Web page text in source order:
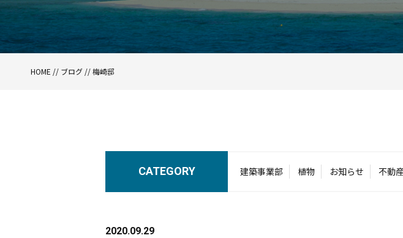
HOME // ブログ // 梅崎邸
CATEGORY 建築事業部 植物 お知らせ 不動
2020.09.29